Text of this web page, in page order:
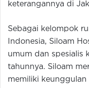
keterangannya di
Sebagai kelompok
Indonesia, Siloam
umum dan spesialis
tahunnya. Siloam
memiliki